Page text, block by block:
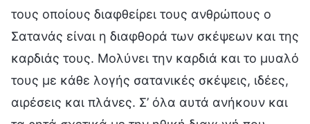
τους οποίους διαφθείρει τους ανθρώπους ο
Σατανάς είναι η διαφθορά των σκέψεων και της
καρδιάς τους. Μολύνει την καρδιά και το μυαλό
τους με κάθε λογής σατανικές σκέψεις, ιδέες,
αιρέσεις και πλάνες. Σ’ όλα αυτά ανήκουν και